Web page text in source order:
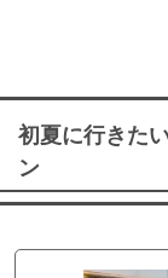
初夏に行きた
ン